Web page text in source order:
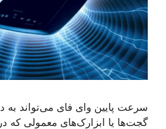
سرعت پایین وای فای می‌تواند به
گجت‌ها یا ابزارک‌های معمولی که در